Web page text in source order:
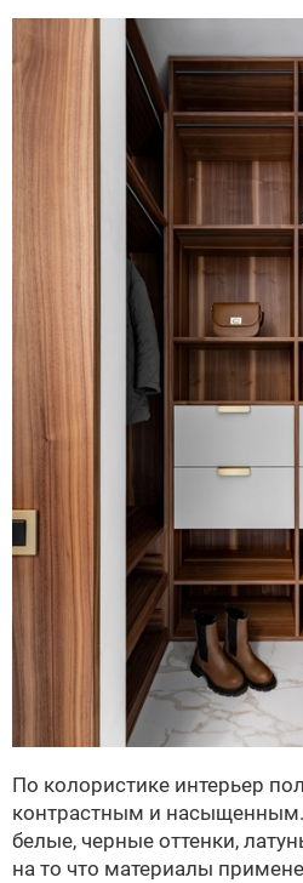
По колористике интерьер
контрастным и насыщенным.
белые, черные оттенки,
на то что материалы